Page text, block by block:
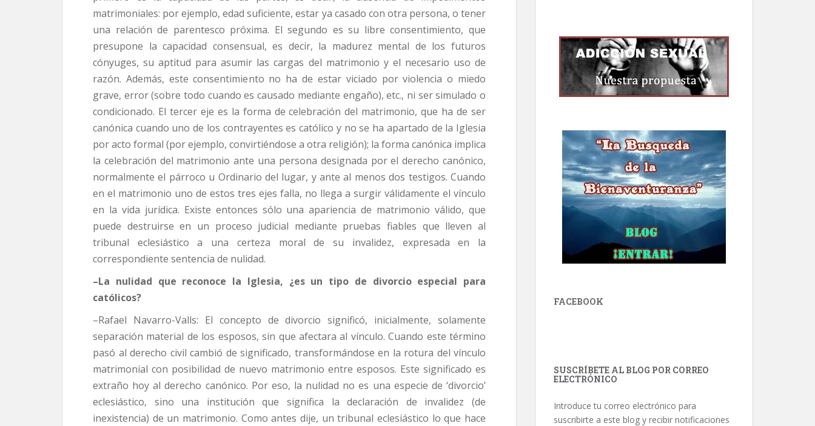
matrimoniales: por ejemplo, edad suficiente, estar ya casado con otra persona, o tener
una relación de parentesco próxima. El segundo es su libre consentimiento, que
presupone la capacidad consensual, es decir, la madurez mental de los futuros
cónyuges, su aptitud para asumir las cargas del matrimonio y el necesario uso de
razón. Además, este consentimiento no ha de estar viciado por violencia o miedo
grave, error (sobre todo cuando es causado mediante engaño), etc., ni ser simulado o
condicionado. El tercer eje es la forma de celebración del matrimonio, que ha de ser
canónica cuando uno de los contrayentes es católico y no se ha apartado de la Iglesia
por acto formal (por ejemplo, convirtiéndose a otra religión); la forma canónica implica
la celebración del matrimonio ante una persona designada por el derecho canónico,
normalmente el párroco u Ordinario del lugar, y ante al menos dos testigos. Cuando
en el matrimonio uno de estos tres ejes falla, no llega a surgir válidamente el vínculo
en la vida jurídica. Existe entonces sólo una apariencia de matrimonio válido, que
puede destruirse en un proceso judicial mediante pruebas fiables que lleven al
tribunal eclesiástico a una certeza moral de su invalidez, expresada en la
correspondiente sentencia de nulidad.
–La nulidad que reconoce la Iglesia, ¿es un tipo de divorcio especial para
católicos?
–Rafael Navarro-Valls: El concepto de divorcio significó, inicialmente, solamente
separación material de los esposos, sin que afectara al vínculo. Cuando este término
pasó al derecho civil cambió de significado, transformándose en la rotura del vínculo
matrimonial con posibilidad de nuevo matrimonio entre esposos. Este significado es
extraño hoy al derecho canónico. Por eso, la nulidad no es una especie de ‘divorcio’
eclesiástico, sino una institución que significa la declaración de invalidez (de
inexistencia) de un matrimonio. Como antes dije, un tribunal eclesiástico lo que hace
FACEBOOK
SUSCRÍBETE AL BLOG POR CORREO
ELECTRÓNICO
Introduce tu correo electrónico para
suscribirte a este blog y recibir notificaciones